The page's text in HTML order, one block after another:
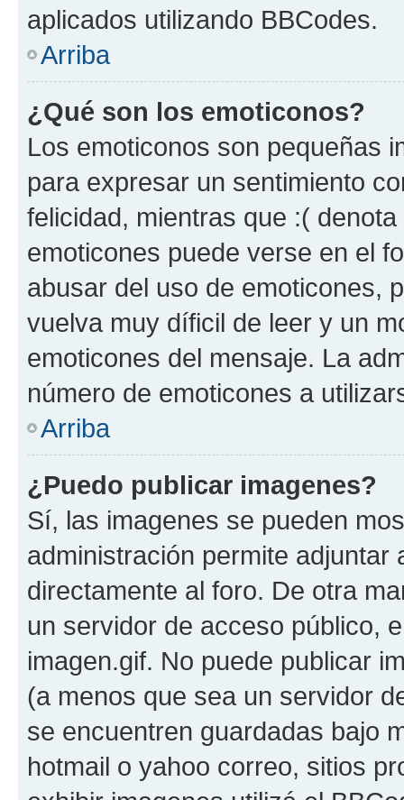
aplicados utilizando BBCodes.
Arriba
¿Qué son los emoticonos?
Los emoticonos son pequeñas
para expresar un sentimiento
felicidad, mientras que :(
emoticones puede verse en el
abusar del uso de emoticones,
vuelva muy díficil de leer y un
emoticones del mensaje. La
número de emoticones a
Arriba
¿Puedo publicar imagenes?
Sí, las imagenes se pueden
administración permite
directamente al foro. De otra
un servidor de acceso público,
imagen.gif. No puede publicar
(a menos que sea un servidor
se encuentren guardadas bajo
hotmail o yahoo correo, sitios